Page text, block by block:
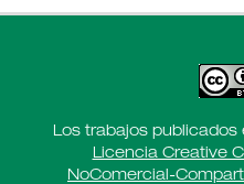
Los trabajos
Licencia Creative
NoComercial-